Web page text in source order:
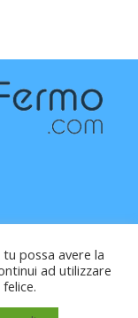
Pesaro (PU) -
giornalistica, aut.
08/2010
possa avere la
ad utilizzare